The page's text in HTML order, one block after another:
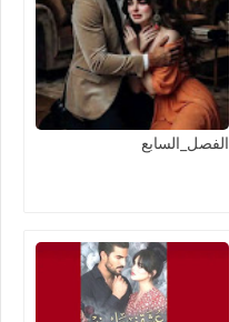
الفصل_السابع